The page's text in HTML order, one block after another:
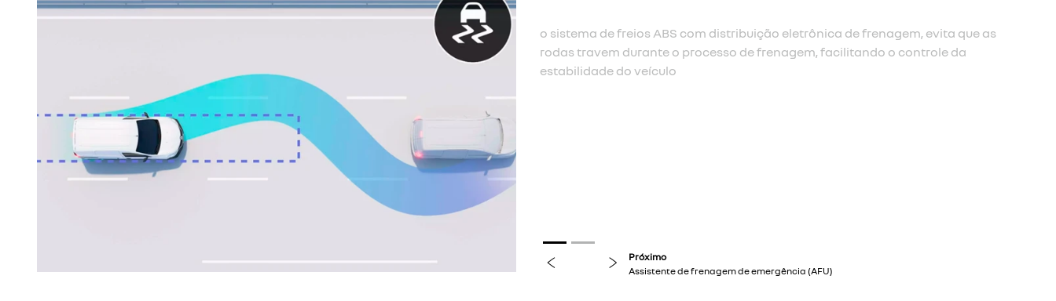
A assistência à frenagem de emergência é acionado e amplifica a frenagem
quando o motorista passa muito rapidamente entre o acelerador e o pedal do
freio